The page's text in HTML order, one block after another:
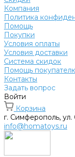
Компания
Политика
Помощь
Покупки
Условия оплаты
Условия доставки
Система скидок
Помощь
Контакты
Задать вопрос
Войти
Корзина
г. Симферополь,
info@homatoys.ru